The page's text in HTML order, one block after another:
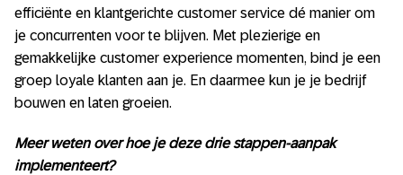
efficiënte en klantgerichte customer service dé manier om
je concurrenten voor te blijven. Met plezierige en
gemakkelijke customer experience momenten, bind je een
groep loyale klanten aan je. En daarmee kun je je bedrijf
bouwen en laten groeien.
Meer weten over hoe je deze drie stappen-aanpak
implementeert?